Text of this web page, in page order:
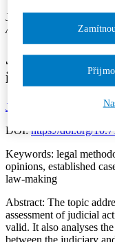
Jan Tryzna
Author’s affiliation:
Judicial law-
interpretation
Jurisprudence 1/2026
DOI: https://doi.org/
Keywords: legal
opinions, established
law-making
Abstract: The topic
assessment of judicial
valid. It also analyses
between the judiciary